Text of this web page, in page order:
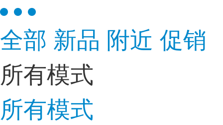
全部 新品 附近 促销
所有模式
所有模式